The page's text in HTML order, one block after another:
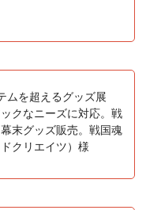
ムを超えるグッズ展
クなニーズに対応。戦
末グッズ販売。戦国魂
ドクリエイツ）様